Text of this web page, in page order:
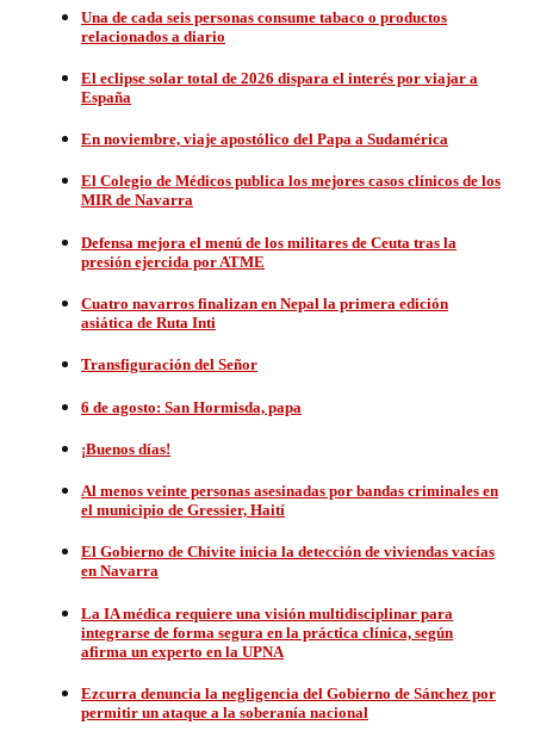
Una de cada seis personas consume tabaco o productos
relacionados a diario
El eclipse solar total de 2026 dispara el interés por viajar a
España
En noviembre, viaje apostólico del Papa a Sudamérica
El Colegio de Médicos publica los mejores casos clínicos de los
MIR de Navarra
Defensa mejora el menú de los militares de Ceuta tras la
presión ejercida por ATME
Cuatro navarros finalizan en Nepal la primera edición
asiática de Ruta Inti
Transfiguración del Señor
6 de agosto: San Hormisda, papa
¡Buenos días!
Al menos veinte personas asesinadas por bandas criminales en
el municipio de Gressier, Haití
El Gobierno de Chivite inicia la detección de viviendas vacías
en Navarra
La IA médica requiere una visión multidisciplinar para
integrarse de forma segura en la práctica clínica, según
afirma un experto en la UPNA
Ezcurra denuncia la negligencia del Gobierno de Sánchez por
permitir un ataque a la soberanía nacional